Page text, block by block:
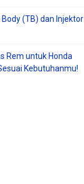
(TB) dan Injektor
Rem untuk Honda
Kebutuhanmu!